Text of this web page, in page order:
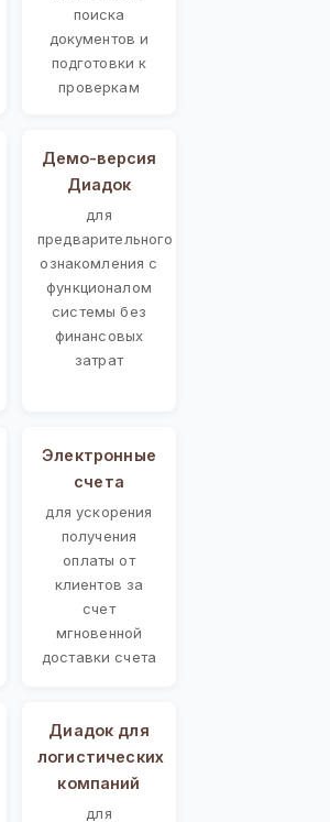
поиска
документов и
подготовки к
проверкам
Демо-версия
Диадок
для
предварительного
ознакомления с
функционалом
системы без
финансовых
затрат
Электронные
счета
для ускорения
получения
оплаты от
клиентов за
счет
мгновенной
доставки счета
Диадок для
логистических
компаний
для